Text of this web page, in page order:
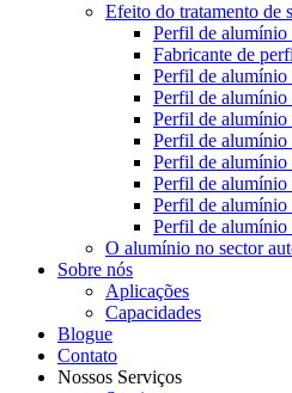
Efeito do tratamento de
Perfil de alumínio
Fabricante de
Perfil de alumínio
Perfil de
Perfil de
Perfil de alumínio
Perfil de alumínio
Perfil de alumínio
Perfil de alumínio
Perfil de alumínio
O alumínio no sector
Sobre nós
Aplicações
Capacidades
Blogue
Contato
Nossos Serviços